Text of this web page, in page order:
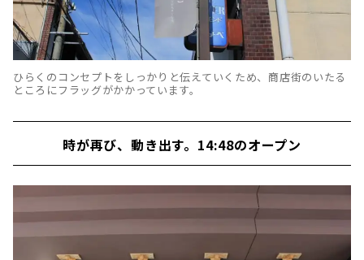
ひらくのコンセプトをしっかりと伝えていくため、商店街のいたる
ところにフラッグがかかっています。
時が再び、動き出す。14:48のオープン